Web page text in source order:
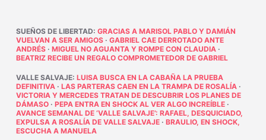
SUEÑOS DE LIBERTAD: GRACIAS A MARISOL PABLO Y DAMIÁN
VUELVAN A SER AMIGOS· GABRIEL CAE DERROTADO ANTE
ANDRÉS· MIGUEL NO AGUANTA Y ROMPE CON CLAUDIA·
BEATRIZ RECIBE UN REGALO COMPROMETEDOR DE GABRIEL
VALLE SALVAJE: LUISA BUSCA EN LA CABAÑA LA PRUEBA
DEFINITIVA· LAS PARTERAS CAEN EN LA TRAMPA DE ROSALÍA·
VICTORIA Y MERCEDES TRATAN DE DESCUBRIR LOS PLANES DE
DÁMASO· PEPA ENTRA EN SHOCK AL VER ALGO INCREÍBLE·
AVANCE SEMANAL DE ‘VALLE SALVAJE’: RAFAEL, DESQUICIADO,
EXPULSA A ROSALÍA DE VALLE SALVAJE· BRAULIO, EN SHOCK,
ESCUCHA A MANUELA